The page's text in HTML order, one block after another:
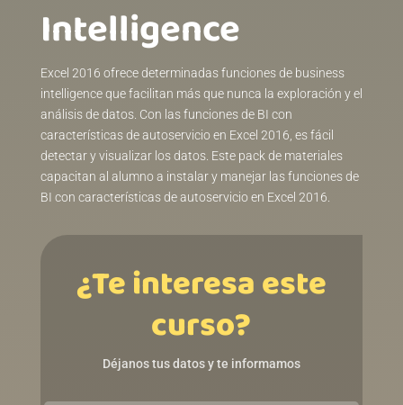
Intelligenceㅤㅤㅤㅤㅤㅤㅤㅤㅤㅤㅤㅤㅤ
Excel 2016 ofrece determinadas funciones de business
intelligence que facilitan más que nunca la exploración y el
análisis de datos. Con las funciones de BI con
características de autoservicio en Excel 2016, es fácil
detectar y visualizar los datos. Este pack de materiales
capacitan al alumno a instalar y manejar las funciones de
BI con características de autoservicio en Excel 2016.
¿Te interesa este
curso?
Déjanos tus datos y te informamos